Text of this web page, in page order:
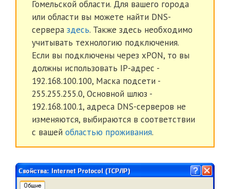
Гомельской области. Для вашего города
или области вы можете найти DNS-
сервера здесь. Также здесь необходимо
учитывать технологию подключения.
Если вы подключены через xPON, то вы
должны использовать IP-адрес -
192.168.100.100, Маска подсети -
255.255.255.0, Основной шлюз -
192.168.100.1, адреса DNS-серверов не
изменяются, выбираются в соответствии
с вашей областью проживания.